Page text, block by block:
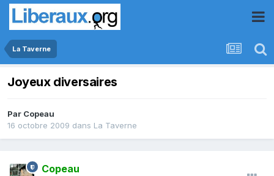
La Taverne
Joyeux diversaires
Par Copeau
16 octobre 2009 dans La Taverne
Copeau